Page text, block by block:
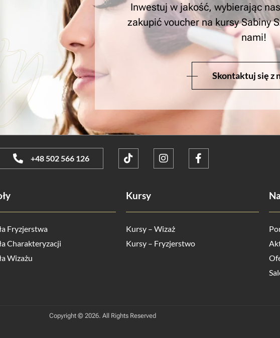
Inwestuj w jakość, wybierając
zakupić voucher na kursy Sabiny
nami!
Skontaktuj się z
+48 502 566 126
Fryzjerstwa
Charakteryzacji
Wizażu
Kursy
Kursy – Wizaż
Kursy – Fryzjerstwo
Copyright © 2026. All Rights Reserved